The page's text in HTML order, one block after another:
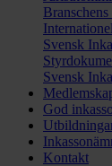
Svensk
Svensk
God
Kontakt